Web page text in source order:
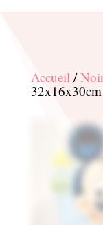
Accueil/
32x16x30cm